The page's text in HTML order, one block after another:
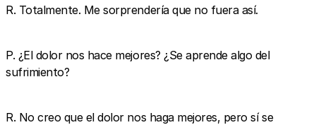
R. Totalmente. Me sorprendería que no fuera así.
P. ¿El dolor nos hace mejores? ¿Se aprende algo del
sufrimiento?
R. No creo que el dolor nos haga mejores, pero sí se